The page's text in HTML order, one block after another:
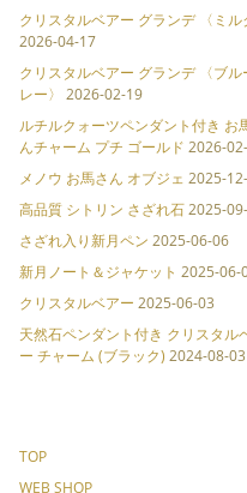
クリスタルベアー グランデ 〈ミル
2026-04-17
クリスタルベアー グランデ 〈ブル
レー〉 2026-02-19
ルチルクォーツペンダント付き お
んチャーム プチ ゴールド 2026-
メノウ お馬さん オブジェ 2025-
高品質 シトリン さざれ石2025-
さざれ入り新月ペン 2025-06-06
新月ノート＆ジャケット 2025-06-
クリスタルベアー 2025-06-03
天然石ペンダント付き クリスタル
ー チャーム (ブラック) 2024-08-03
TOP
WEB SHOP